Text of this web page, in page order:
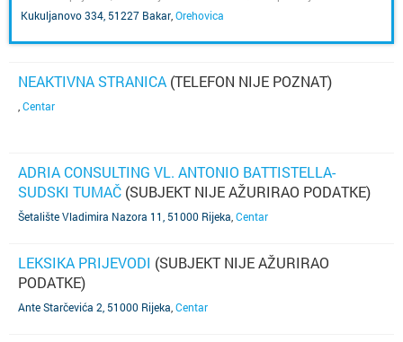
pristup za rast vašeg poslovanja na domaćem i međunarodnom tržištu.
Kukuljanovo 334, 51227 Bakar Orehovica
NEAKTIVNA STRANICA (TELEFON NIJE POZNAT)
Centar
ADRIA CONSULTING VL. ANTONIO BATTISTELLA-
SUDSKI TUMAČ (SUBJEKT NIJE AŽURIRAO PODATKE)
Šetalište Vladimira Nazora 11, 51000 Rijeka Centar
LEKSIKA PRIJEVODI (SUBJEKT NIJE AŽURIRAO
PODATKE)
Ante Starčevića 2, 51000 Rijeka Centar